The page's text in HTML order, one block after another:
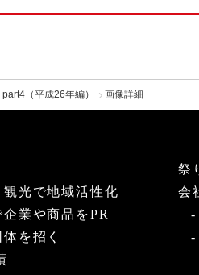
（平成26年編） 画像詳細
観光で地域活性化
業や商品をPR
を招く
祭
会